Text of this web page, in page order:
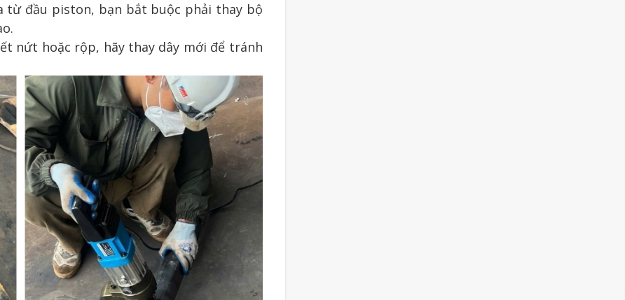
từ đầu piston, bạn bắt buộc phải thay bộ
nứt hoặc rộp, hãy thay dây mới để tránh